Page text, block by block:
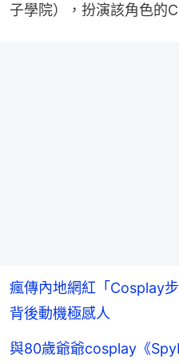
子學院），扮演該角色的
瘋傳內地網紅「Cosplay
背後動機極感人
與80歲爺爺cosplay《